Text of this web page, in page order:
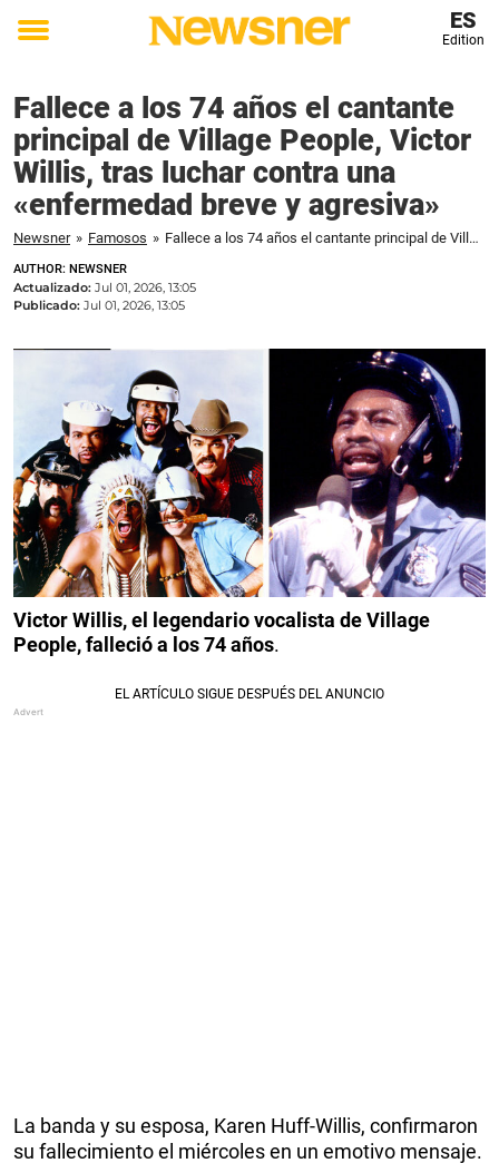
Toggle
ES
Edition
Fallece a los 74 años el cantante
principal de Village People, Victor
Willis, tras luchar contra una
«enfermedad breve y agresiva»
Newsner » Famosos » Fallece a los 74 años el cantante principal de Village People, Victor Willis, tras luchar contra una «enfermedad breve y agresiva»
AUTHOR: NEWSNER
Actualizado: Jul 01, 2026, 13:05
Publicado: Jul 01, 2026, 13:05
Victor Willis, el legendario vocalista de Village
People, falleció a los 74 años.
La banda y su esposa, Karen Huff-Willis, confirmaron
su fallecimiento el miércoles en un emotivo mensaje.